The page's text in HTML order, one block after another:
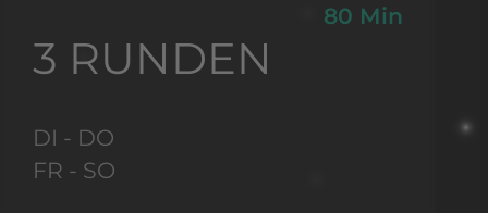
80 Min
3 RUNDEN
DI - DO
FR - SO